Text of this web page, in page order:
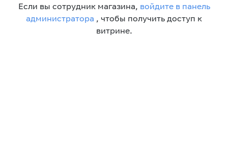
Если вы сотрудник магазина, войдите в панель
администратора , чтобы получить доступ к
витрине.